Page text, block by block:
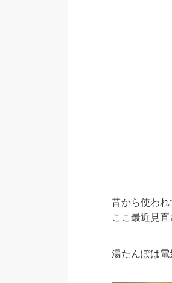
昔から使わ
ここ最近見
湯たんぽは電